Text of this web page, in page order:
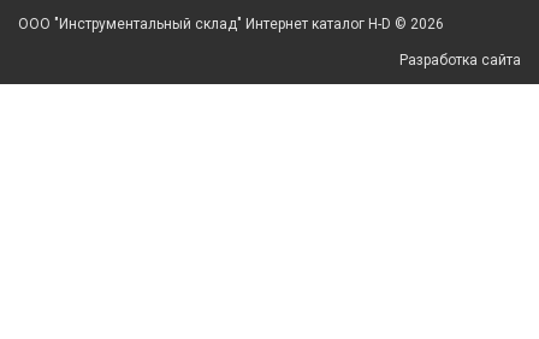
ООО "Инструментальный склад" Интернет каталог H-D © 2026
Разработка сайта